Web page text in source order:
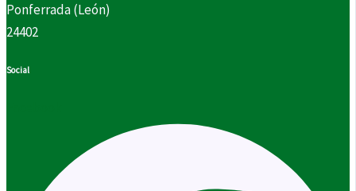
Ponferrada (León)
24402
Social